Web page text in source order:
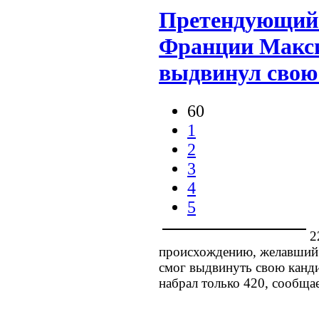
Претендующий
Франции
выдвинул
60
1
2
3
4
5
происхождению, желавший
смог выдвинуть свою
набрал только 420,